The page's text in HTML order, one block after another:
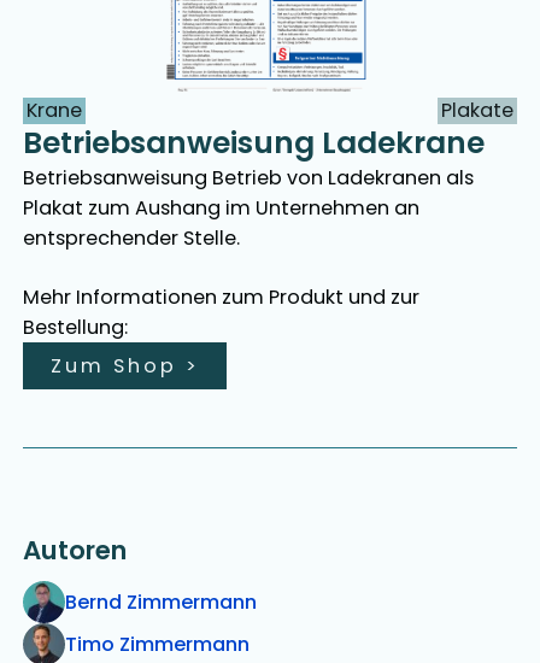
Krane Plakate
Betriebsanweisung Ladekrane
Betriebsanweisung Betrieb von Ladekranen als
Plakat zum Aushang im Unternehmen an
entsprechender Stelle.
Mehr Informationen zum Produkt und zur
Bestellung:
Zum Shop >
Autoren
Bernd Zimmermann
Timo Zimmermann